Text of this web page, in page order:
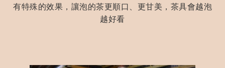
有特殊的效果，讓泡的茶更順口、更甘美，茶具會越泡
越好看